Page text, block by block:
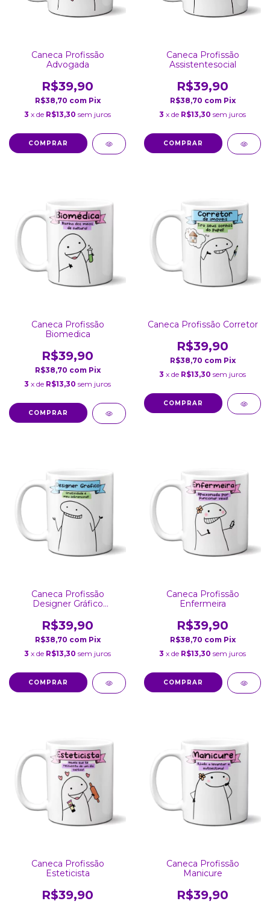
Caneca Profissão
Advogada
R$39,90
R$38,70 com Pix
3 x de R$13,30 sem juros
COMPRAR
Caneca Profissão
Assistentesocial
R$39,90
R$38,70 com Pix
3 x de R$13,30 sem juros
COMPRAR
Caneca Profissão
Biomedica
R$39,90
R$38,70 com Pix
3 x de R$13,30 sem juros
COMPRAR
Caneca Profissão Corretor
R$39,90
R$38,70 com Pix
3 x de R$13,30 sem juros
COMPRAR
Caneca Profissão
Designer Gráfico
R$39,90
R$38,70 com Pix
3 x de R$13,30 sem juros
COMPRAR
Caneca Profissão
Enfermeira
R$39,90
R$38,70 com Pix
3 x de R$13,30 sem juros
COMPRAR
Caneca Profissão
Esteticista
R$39,90
Caneca Profissão
Manicure
R$39,90